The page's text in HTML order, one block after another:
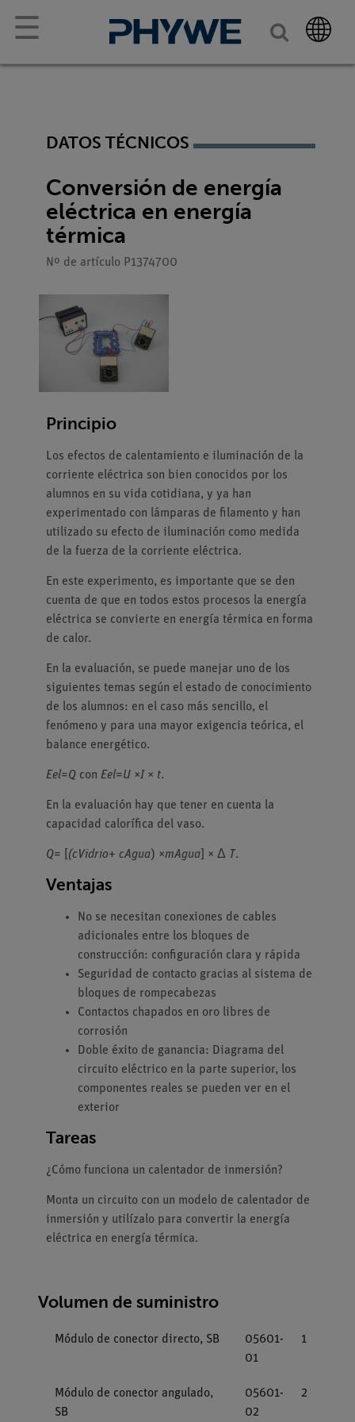
☰
DATOS TÉCNICOS
Conversión de energía
eléctrica en energía
térmica
Nº de artículo P1374700
Principio
Los efectos de calentamiento e iluminación de la
corriente eléctrica son bien conocidos por los
alumnos en su vida cotidiana, y ya han
experimentado con lámparas de filamento y han
utilizado su efecto de iluminación como medida
de la fuerza de la corriente eléctrica.
En este experimento, es importante que se den
cuenta de que en todos estos procesos la energía
eléctrica se convierte en energía térmica en forma
de calor.
En la evaluación, se puede manejar uno de los
siguientes temas según el estado de conocimiento
de los alumnos: en el caso más sencillo, el
fenómeno y para una mayor exigencia teórica, el
balance energético.
Eel=Q con Eel=U ×I× t.
En la evaluación hay que tener en cuenta la
capacidad calorífica del vaso.
Q= [ (cVidrio+ cAgua) ×mAgua ] × Δ T.
Ventajas
No se necesitan conexiones de cables
adicionales entre los bloques de
construcción: configuración clara y rápida
Seguridad de contacto gracias al sistema de
bloques de rompecabezas
Contactos chapados en oro libres de
corrosión
Doble éxito de ganancia: Diagrama del
circuito eléctrico en la parte superior, los
componentes reales se pueden ver en el
exterior
Tareas
¿Cómo funciona un calentador de inmersión?
Monta un circuito con un modelo de calentador de
inmersión y utilízalo para convertir la energía
eléctrica en energía térmica.
Volumen de suministro
Módulo de conector directo, SB
05601-
01
1
Módulo de conector angulado,
SB
05601-
02
2